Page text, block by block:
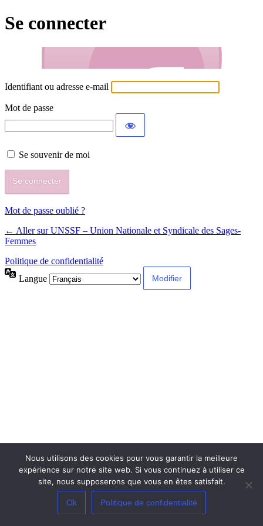
Se connecter
Identifiant ou adresse e-mail
Mot de passe
Se souvenir de moi
Mot de passe oublié ?
← Aller sur UNSSF – Union Nationale et Syndicale des Sages-
Femmes
Politique de confidentialité
Langue
Nous utilisons des cookies pour vous garantir la meilleure
expérience sur notre site web. Si vous continuez à utiliser ce
site, nous supposerons que vous en êtes satisfait.
Ok Politique de confidentialité